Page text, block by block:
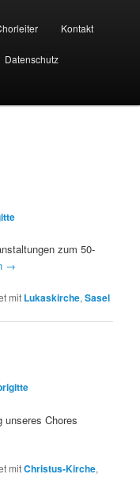
Kontakt
Datenschutz
zum 50-
→
mit Lukaskirche,Sasel
unseres Chores
mitChristus-Kirche,